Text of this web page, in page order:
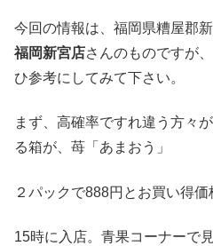
今回の情報は、福岡県糟屋郡
福岡新宮店さんのものですが
ひ参考にしてみて下さい。
まず、高確率ですれ違う方々
る箱が、苺「あまおう」
２パックで888円とお買い得価
15時に入店。青果コーナーで